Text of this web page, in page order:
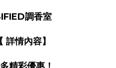
調香室
詳情內容】